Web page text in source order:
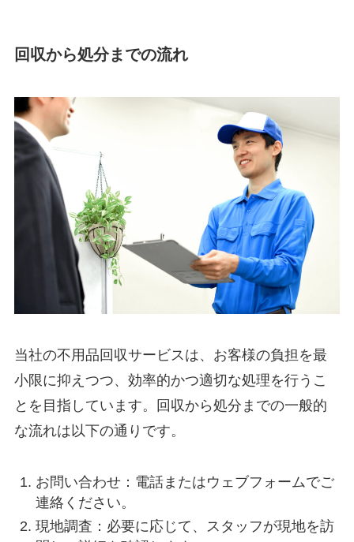
回収から処分までの流れ
当社の不用品回収サービスは、お客様の負担を最
小限に抑えつつ、効率的かつ適切な処理を行うこ
とを目指しています。回収から処分までの一般的
な流れは以下の通りです。
お問い合わせ：電話またはウェブフォームでご
連絡ください。
現地調査：必要に応じて、スタッフが現地を訪